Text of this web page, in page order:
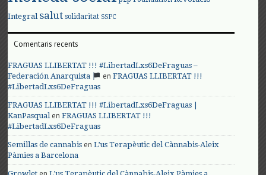
Integral salut solidaritat SSPC
Comentaris recents
FRAGUAS LLIBERTAT !!! #LibertadLxs6DeFraguas –
Federación Anarquista
enFRAGUAS LLIBERTAT !!!
#LibertadLxs6DeFraguas
FRAGUAS LLIBERTAT !!! #LibertadLxs6DeFraguas |
KanPasqualenFRAGUAS LLIBERTAT !!!
#LibertadLxs6DeFraguas
Semillas de cannabis enL’us Terapèutic del Cànnabis-Aleix
Pàmies a Barcelona